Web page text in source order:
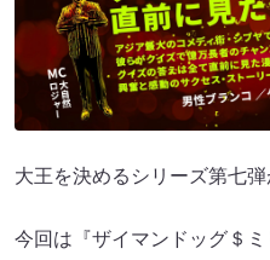
大王を決めるシリーズ第七弾
今回は『ザイマンドッグ＄